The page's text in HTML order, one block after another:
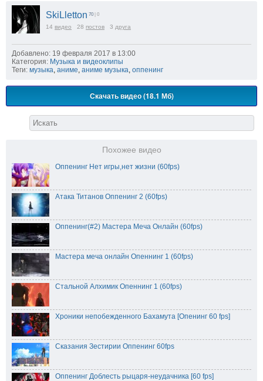
SkiLletton 70 | 0
14 видео 28 постов 3 друга
Добавлено: 19 февраля 2017 в 13:00
Категория: Музыка и видеоклипы
Теги: музыка аниме аниме музыка оппенинг
Скачать видео (18.1 Мб)
Похожее видео
Оппенинг Нет игры,нет жизни (60fps)
Атака Титанов Оппенинг 2 (60fps)
Оппенинг(#2) Мастера Меча Онлайн (60fps)
Мастера меча онлайн Опеннинг 1 (60fps)
Стальной Алхимик Опеннинг 1 (60fps)
Хроники непобежденного Бахамута [Опенинг 60 fps]
Сказания Зестирии Оппенинг 60fps
Оппенинг Доблесть рыцаря-неудачника [60 fps]